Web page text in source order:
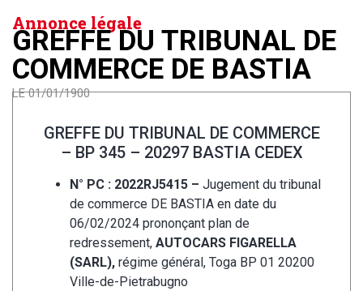
Annonce légale
GREFFE DU TRIBUNAL DE
COMMERCE DE BASTIA
LE 01/01/1900
GREFFE DU TRIBUNAL DE COMMERCE
– BP 345 – 20297 BASTIA CEDEX
N° PC : 2022RJ5415 – Jugement du tribunal
de commerce DE BASTIA en date du
06/02/2024 prononçant plan de
redressement, AUTOCARS FIGARELLA
(SARL), régime général, Toga BP 01 20200
Ville-de-Pietrabugno